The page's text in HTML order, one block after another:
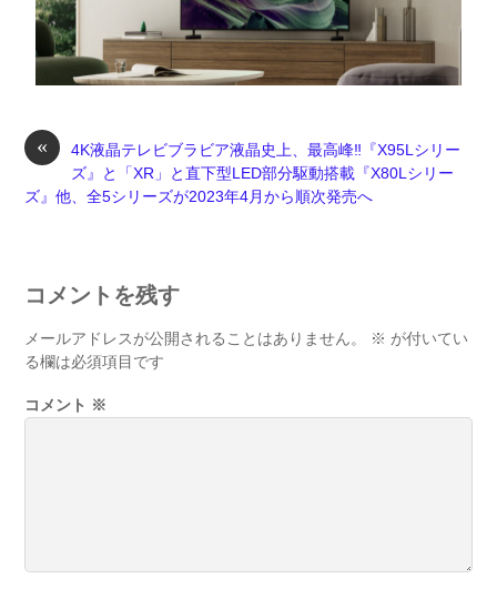
«
4K液晶テレビブラビア液晶史上、最高峰‼『X95Lシリー
ズ』と「XR」と直下型LED部分駆動搭載『X80Lシリー
ズ』他、全5シリーズが2023年4月から順次発売へ
コメントを残す
メールアドレスが公開されることはありません。 ※ が付いてい
る欄は必須項目です
コメント ※